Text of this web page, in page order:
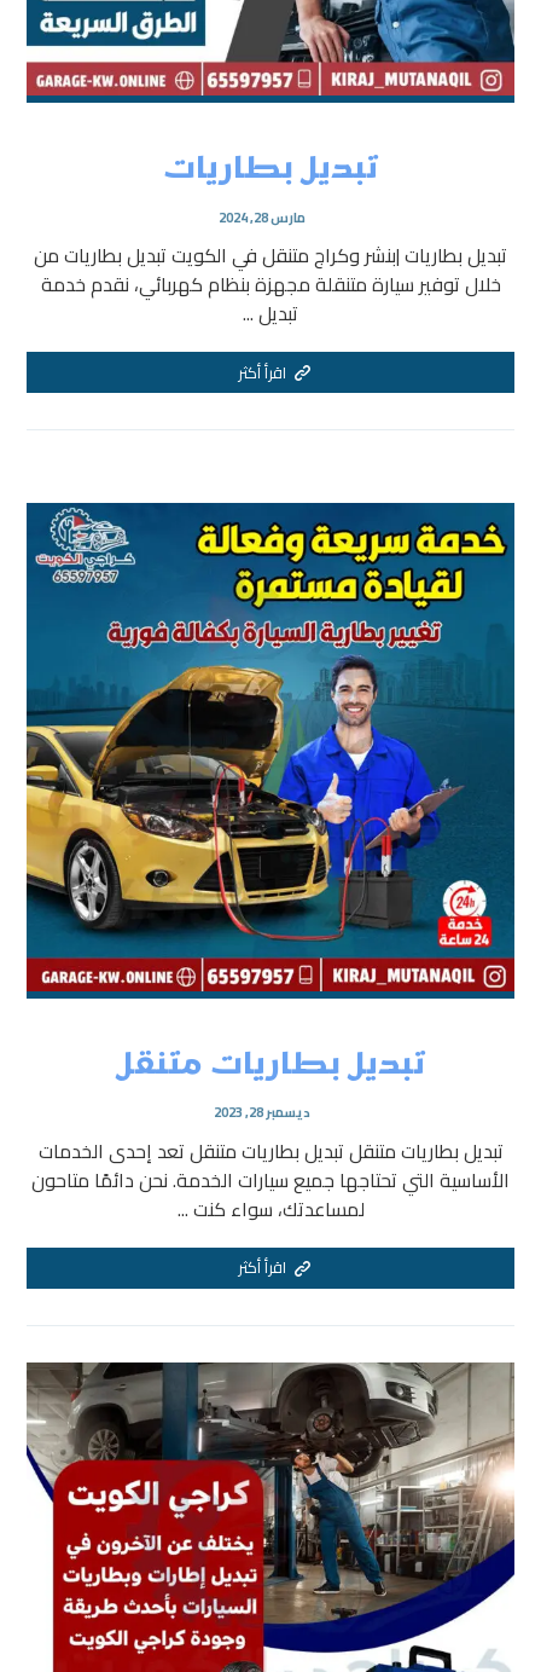
تبديل بطاريات
مارس 28, 2024
تبديل بطاريات |بنشر وكراج متنقل في الكويت تبديل بطاريات من
خلال توفير سيارة متنقلة مجهزة بنظام كهربائي، نقدم خدمة
تبديل ...
اقرأ أكثر
تبديل بطاريات متنقل
ديسمبر 28, 2023
تبديل بطاريات متنقل تبديل بطاريات متنقل تعد إحدى الخدمات
الأساسية التي تحتاجها جميع سيارات الخدمة. نحن دائمًا متاحون
لمساعدتك، سواء كنت ...
اقرأ أكثر